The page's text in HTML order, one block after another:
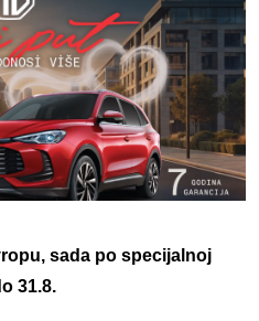
sada po specijalnoj
31.8.